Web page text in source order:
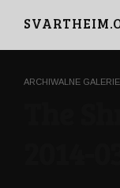
ARCHIWALNE GALERIE